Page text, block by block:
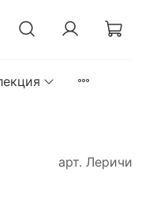
арт. Леричи